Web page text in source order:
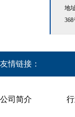
地
友情链接：
公司简介